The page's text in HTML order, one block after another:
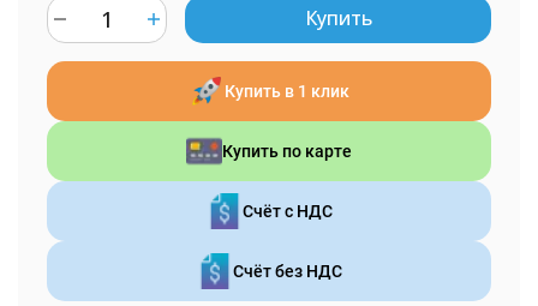
Купить
Купить в 1 клик
Купить по карте
Счёт с НДС
Счёт без НДС